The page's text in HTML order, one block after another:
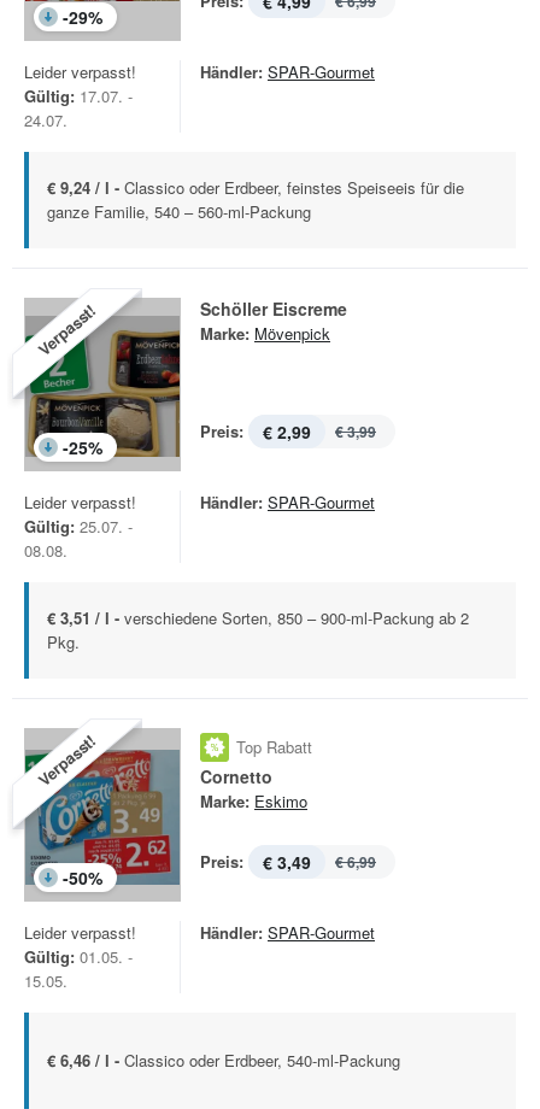
-29%
Leider verpasst!
Gültig: 17.07. -
24.07.
Händler: SPAR-Gourmet
€ 9,24 / l - Classico oder Erdbeer, feinstes Speiseeis für die
ganze Familie, 540 – 560-ml-Packung
Verpasst!
-25%
Schöller Eiscreme
Marke: Mövenpick
Preis: € 2,99 € 3,99
Leider verpasst!
Gültig: 25.07. -
08.08.
Händler: SPAR-Gourmet
€ 3,51 / l - verschiedene Sorten, 850 – 900-ml-Packung ab 2
Pkg.
Verpasst!
-50%
Top Rabatt
Cornetto
Marke: Eskimo
Preis: € 3,49 € 6,99
Leider verpasst!
Gültig: 01.05. -
15.05.
Händler: SPAR-Gourmet
€ 6,46 / l - Classico oder Erdbeer, 540-ml-Packung